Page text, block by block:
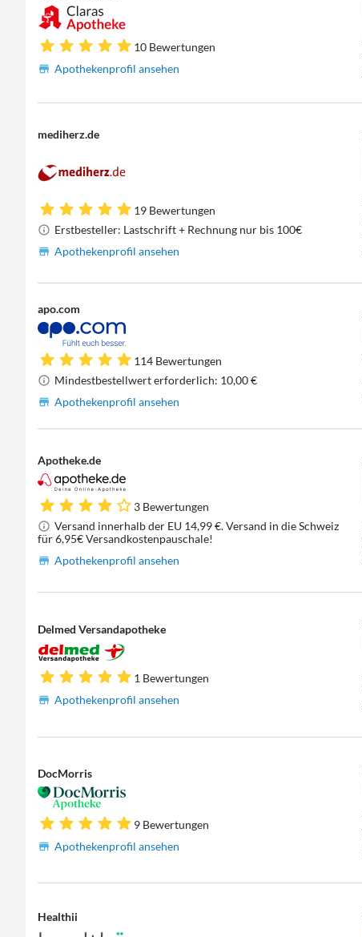
10 Bewertungen
Apothekenprofil ansehen
mediherz.de
19 Bewertungen
Erstbesteller: Lastschrift + Rechnung nur bis 100€
Apothekenprofil ansehen
apo.com
114 Bewertungen
Mindestbestellwert erforderlich: 10,00 €
Apothekenprofil ansehen
Apotheke.de
3 Bewertungen
Versand innerhalb der EU 14,99 €. Versand in die Schweiz
für 6,95€ Versandkostenpauschale!
Apothekenprofil ansehen
Delmed Versandapotheke
1 Bewertungen
Apothekenprofil ansehen
DocMorris
9 Bewertungen
Apothekenprofil ansehen
Healthii